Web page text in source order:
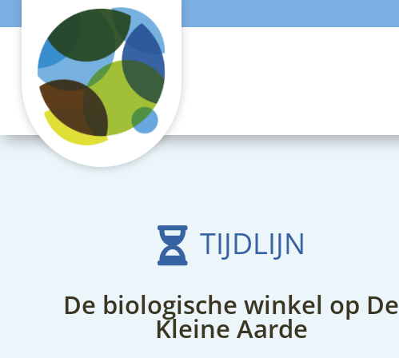
 TIJDLIJN
De biologische winkel op De
Kleine Aarde